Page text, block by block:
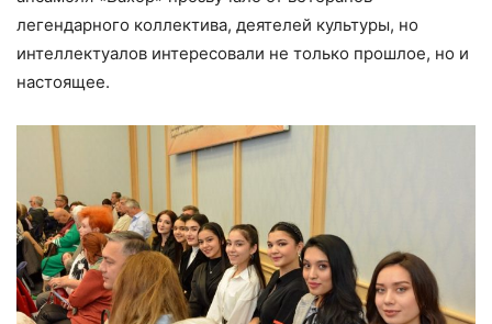
легендарного коллектива, деятелей культуры, но
интеллектуалов интересовали не только прошлое, но и
настоящее.